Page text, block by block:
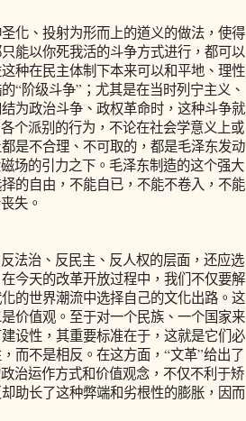
、投射为形而上的道义的做法，使得
能以你死我活的斗争方式进行，都可以
种在民主体制下本来可以和平地、理性
“阶级斗争”；尤其是在当时列宁主义、
为政治斗争、政权革命时，这种斗争就
个派别的行为，不论在社会学意义上或
是不合理、不可取的，都是毛泽东发动
场的引力之下。毛泽东制造的这个强大
的自由，不能自已，不能不卷入，不能
失。
治、反民主、反人权的层面，还应选
今天的改革开放过程中，我们不仅要解
的世界潮流中选择自己的文化出路。这
价值观。至于对一个民族、一个国家来
设性，其重要标准在于，这就是它们必
而不是相反。在这方面，“文革”给出了
治运作方式和价值观念，不仅不利于矫
助长了这种弊端和劣根性的膨胀，因而